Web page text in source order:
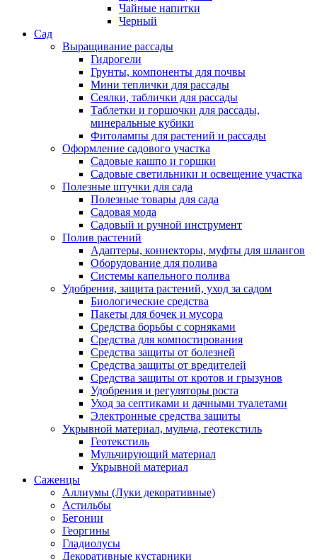
Чайные напитки
Черный
Сад
Выращивание рассады
Гидрогели
Грунты, компоненты для почвы
Мини теплички для рассады
Сеялки, таблички для рассады
Таблетки и горшочки для рассады,
минеральные кубики
Фитолампы для растений и рассады
Оформление садового участка
Садовые кашпо и горшки
Садовые светильники и освещение участка
Полезные штучки для сада
Полезные товары для сада
Садовая мода
Садовый и ручной инструмент
Полив растений
Адаптеры, коннекторы, муфты для шлангов
Оборудование для полива
Системы капельного полива
Удобрения, защита растений, уход за садом
Биологические средства
Пакеты для бочек и мусора
Средства борьбы с сорняками
Средства для компостирования
Средства защиты от болезней
Средства защиты от вредителей
Средства защиты от кротов и грызунов
Удобрения и регуляторы роста
Уход за септиками и дачными туалетами
Электронные средства защиты
Укрывной материал, мульча, геотекстиль
Геотекстиль
Мульчирующий материал
Укрывной материал
Саженцы
Аллиумы (Луки декоративные)
Астильбы
Бегонии
Георгины
Гладиолусы
Декоративные кустарники